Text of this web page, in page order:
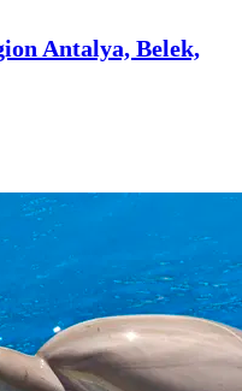
Antalya, Belek,